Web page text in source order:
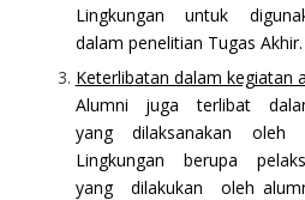
Lingkungan untuk
dalam penelitian Tugas Akhir.
Keterlibatan dalam kegiatan
Alumni juga terlibat
yang dilaksanakan oleh
Lingkungan berupa
yang dilakukan oleh